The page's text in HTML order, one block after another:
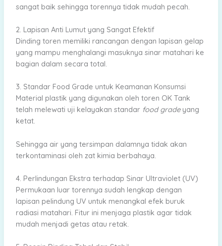
sangat baik sehingga torennya tidak mudah pecah.
2. Lapisan Anti Lumut yang Sangat Efektif
Dinding toren memiliki rancangan dengan lapisan gelap
yang mampu menghalangi masuknya sinar matahari ke
bagian dalam secara total.
3. Standar Food Grade untuk Keamanan Konsumsi
Material plastik yang digunakan oleh toren OK Tank
telah melewati uji kelayakan standar food gradeyang
ketat.
Sehingga air yang tersimpan dalamnya tidak akan
terkontaminasi oleh zat kimia berbahaya.
4. Perlindungan Ekstra terhadap Sinar Ultraviolet (UV)
Permukaan luar torennya sudah lengkap dengan
lapisan pelindung UV untuk menangkal efek buruk
radiasi matahari. Fitur ini menjaga plastik agar tidak
mudah menjadi getas atau retak.